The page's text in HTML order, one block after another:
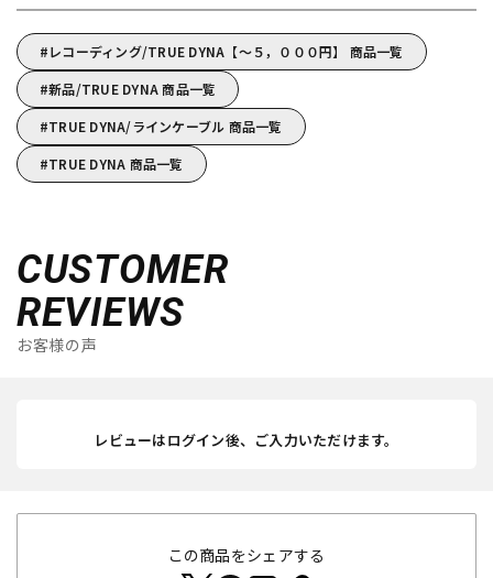
レコーディング/TRUE DYNA【～５，０００円】 商品一覧
新品/TRUE DYNA 商品一覧
TRUE DYNA/ラインケーブル 商品一覧
TRUE DYNA 商品一覧
CUSTOMER
REVIEWS
お客様の声
レビューはログイン後、ご入力いただけます。
この商品をシェアする